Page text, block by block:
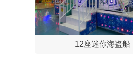
12座迷你海盗船